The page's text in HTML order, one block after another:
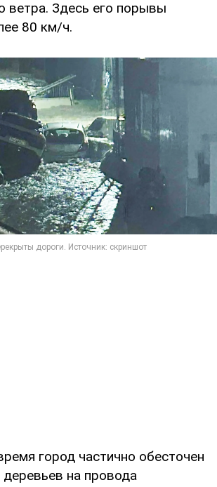
ветра. Здесь его порывы
80 км/ч.
город частично обесточен
деревьев на провода